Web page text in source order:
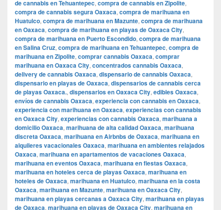
de cannabis en Tehuantepec, compra de cannabis en Zipolite,
compra de cannabis segura Oaxaca, compra de marihuana en
Huatulco, compra de marihuana en Mazunte, compra de marihuana
en Oaxaca, compra de marihuana en playas de Oaxaca City,
compra de marihuana en Puerto Escondido, compra de marihuana
en Salina Cruz, compra de marihuana en Tehuantepec, compra de
marihuana en Zipolite, comprar cannabis Oaxaca, comprar
marihuana en Oaxaca City, concentrados cannabis Oaxaca,
delivery de cannabis Oaxaca, dispensario de cannabis Oaxaca,
dispensario en playas de Oaxaca, dispensarios de cannabis cerca
de playas Oaxaca., dispensarios en Oaxaca City, edibles Oaxaca,
envíos de cannabis Oaxaca, experiencia con cannabis en Oaxaca,
experiencia con marihuana en Oaxaca, experiencias con cannabis
en Oaxaca City, experiencias con cannabis Oaxaca, marihuana a
domicilio Oaxaca, marihuana de alta calidad Oaxaca, marihuana
discreta Oaxaca, marihuana en Airbnbs de Oaxaca, marihuana en
alquileres vacacionales Oaxaca, marihuana en ambientes relajados
Oaxaca, marihuana en apartamentos de vacaciones Oaxaca,
marihuana en eventos Oaxaca, marihuana en fiestas Oaxaca,
marihuana en hoteles cerca de playas Oaxaca, marihuana en
hoteles de Oaxaca, marihuana en Huatulco, marihuana en la costa
Oaxaca, marihuana en Mazunte, marihuana en Oaxaca City,
marihuana en playas cercanas a Oaxaca City, marihuana en playas
de Oaxaca, marihuana en playas de Oaxaca City, marihuana en